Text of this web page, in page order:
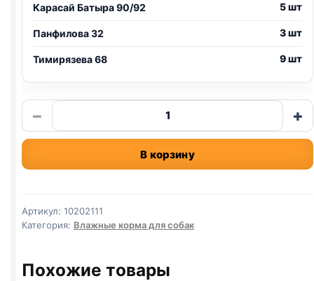
Карасай Батыра 90/92 5 шт
Панфилова 32 3 шт
Тимирязева 68 9 шт
−
Количество
товара
Gibo
паштет
+
В корзину
Артикул: 10202111
Категория: Влажные корма для собак
Похожие товары